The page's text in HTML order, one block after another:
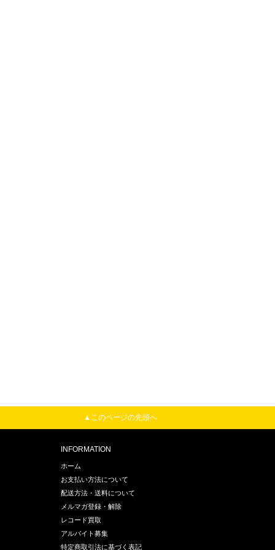
▲このページの先頭へ
INFORMATION
ホーム
お支払い方法について
配送方法・送料について
メルマガ登録・解除
レコード買取
アルバイト募集
特定商取引法に基づく表記